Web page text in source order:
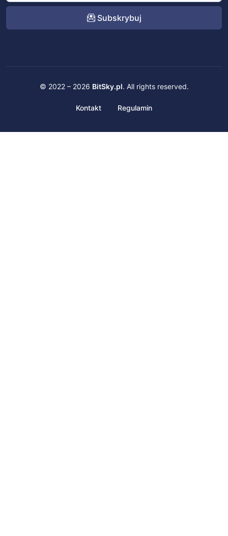
Subskrybuj
© 2022 – 2026 BitSky.pl. All rights reserved.
Kontakt Regulamin